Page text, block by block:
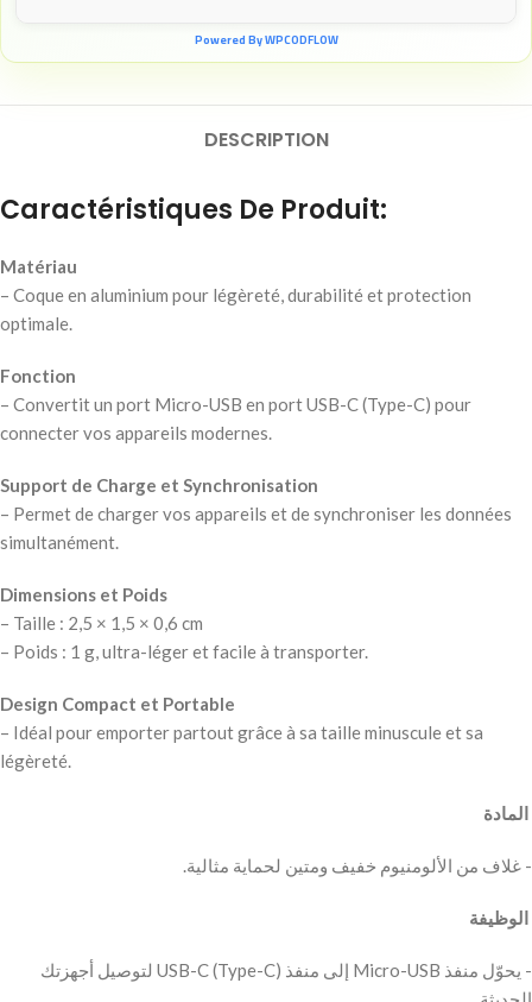
Powered By WPCODFLOW
DESCRIPTION
Caractéristiques De Produit:
Matériau
– Coque en aluminium pour légèreté, durabilité et protection
optimale.
Fonction
– Convertit un port Micro-USB en port USB-C (Type-C) pour
connecter vos appareils modernes.
Support de Charge et Synchronisation
– Permet de charger vos appareils et de synchroniser les données
simultanément.
Dimensions et Poids
– Taille : 2,5 × 1,5 × 0,6 cm
– Poids : 1 g, ultra-léger et facile à transporter.
Design Compact et Portable
– Idéal pour emporter partout grâce à sa taille minuscule et sa
légèreté.
‫ المادة
‫ الوظيفة
‫- يحوّل منفذ Micro-USB إلى منفذ USB-C (Type-C) لتوصيل أجهزتك